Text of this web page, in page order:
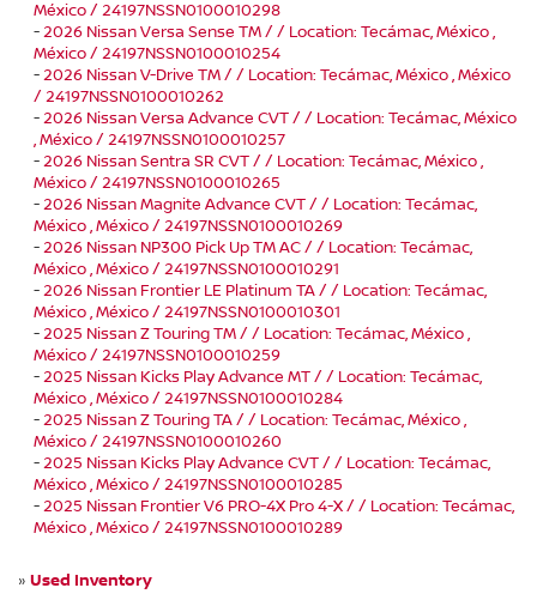
México / 24197NSSN0100010298
-2026 Nissan Versa Sense TM / / Location: Tecámac, México ,
México / 24197NSSN0100010254
-2026 Nissan V-Drive TM / / Location: Tecámac, México , México
/ 24197NSSN0100010262
-2026 Nissan Versa Advance CVT / / Location: Tecámac, México
, México / 24197NSSN0100010257
-2026 Nissan Sentra SR CVT / / Location: Tecámac, México ,
México / 24197NSSN0100010265
-2026 Nissan Magnite Advance CVT / / Location: Tecámac,
México , México / 24197NSSN0100010269
-2026 Nissan NP300 Pick Up TM AC / / Location: Tecámac,
México , México / 24197NSSN0100010291
-2026 Nissan Frontier LE Platinum TA / / Location: Tecámac,
México , México / 24197NSSN0100010301
-2025 Nissan Z Touring TM / / Location: Tecámac, México ,
México / 24197NSSN0100010259
-2025 Nissan Kicks Play Advance MT / / Location: Tecámac,
México , México / 24197NSSN0100010284
-2025 Nissan Z Touring TA / / Location: Tecámac, México ,
México / 24197NSSN0100010260
-2025 Nissan Kicks Play Advance CVT / / Location: Tecámac,
México , México / 24197NSSN0100010285
-2025 Nissan Frontier V6 PRO-4X Pro 4-X / / Location: Tecámac,
México , México / 24197NSSN0100010289
» Used Inventory